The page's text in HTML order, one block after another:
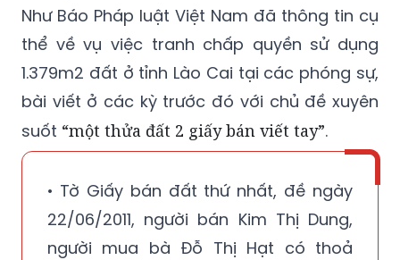
Như Báo Pháp luật Việt Nam đã thông tin cụ
thể về vụ việc tranh chấp quyền sử dụng
1.379m2 đất ở tỉnh Lào Cai tại các phóng sự,
bài viết ở các kỳ trước đó với chủ đề xuyên
suốt “một thửa đất 2 giấy bán viết tay”.
• Tờ Giấy bán đất thứ nhất, đề ngày
22/06/2011, người bán Kim Thị Dung,
người mua bà Đỗ Thị Hạt có thoả